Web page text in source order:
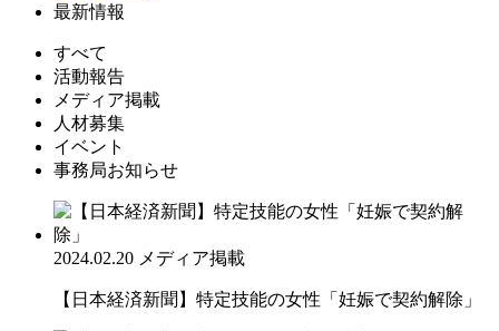
最新情報
すべて
活動報告
メディア掲載
人材募集
イベント
事務局お知らせ
2024.02.20 メディア掲載
【日本経済新聞】特定技能の女性「妊娠で契約解除」